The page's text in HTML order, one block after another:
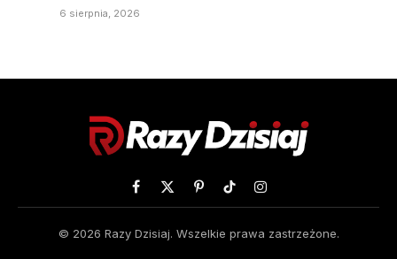
6 sierpnia, 2026
Facebook
X
PinterestTikTokInstagram
© 2026 Razy Dzisiaj. Wszelkie prawa zastrzeżone.